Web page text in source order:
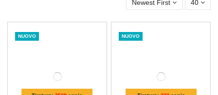
Newest First 40
NUOVO NUOVO